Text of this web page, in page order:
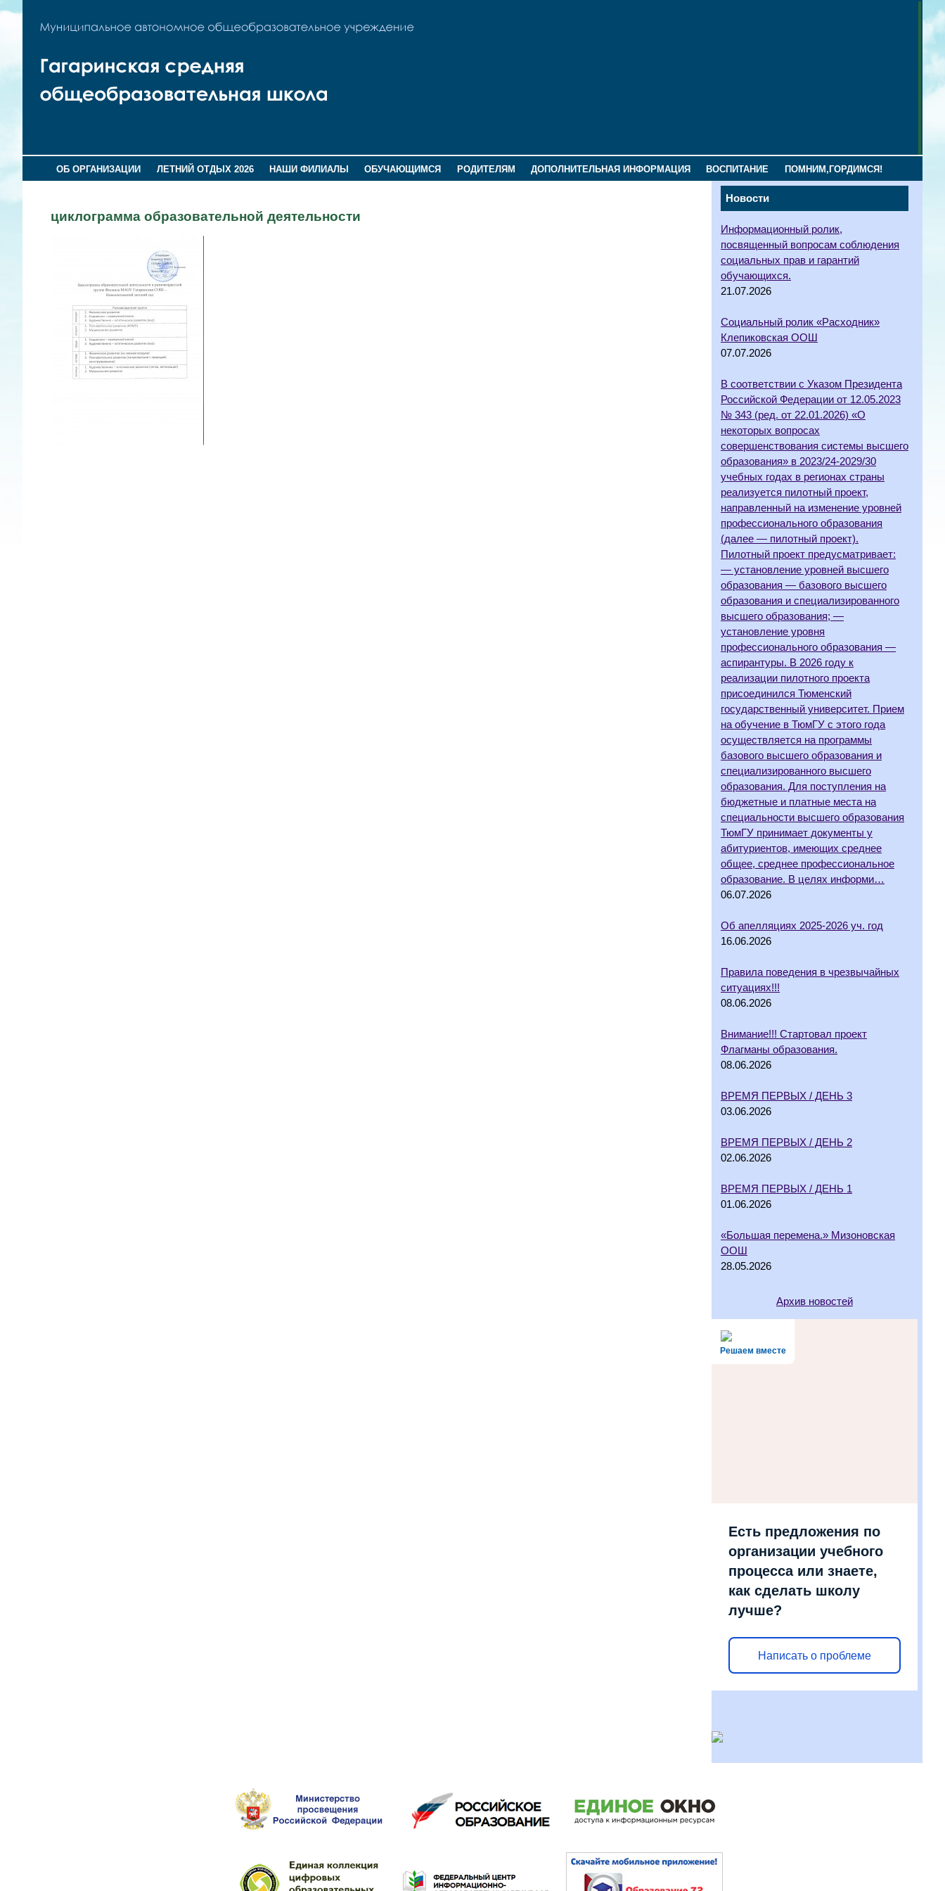
ОБ ОРГАНИЗАЦИИ ЛЕТНИЙ ОТДЫХ 2026 НАШИ ФИЛИАЛЫ ОБУЧАЮЩИМСЯ РОДИТЕЛЯМ ДОПОЛНИТЕЛЬНАЯ ИНФОРМАЦИЯ ВОСПИТАНИЕ ПОМНИМ,ГОРДИМСЯ!
Новости
Информационный ролик,
посвященный вопросам соблюдения
социальных прав и гарантий
обучающихся.
21.07.2026
Социальный ролик «Расходник»
Клепиковская ООШ
07.07.2026
В соответствии с Указом Президента
Российской Федерации от 12.05.2023
№ 343 (ред. от 22.01.2026) «О
некоторых вопросах
совершенствования системы высшего
образования» в 2023/24-2029/30
учебных годах в регионах страны
реализуется пилотный проект,
направленный на изменение уровней
профессионального образования
(далее — пилотный проект).
Пилотный проект предусматривает:
— установление уровней высшего
образования — базового высшего
образования и специализированного
высшего образования; —
установление уровня
профессионального образования —
аспирантуры. В 2026 году к
реализации пилотного проекта
присоединился Тюменский
государственный университет. Прием
на обучение в ТюмГУ с этого года
осуществляется на программы
базового высшего образования и
специализированного высшего
образования. Для поступления на
бюджетные и платные места на
специальности высшего образования
ТюмГУ принимает документы у
абитуриентов, имеющих среднее
общее, среднее профессиональное
образование. В целях информи…
06.07.2026
Об апелляциях 2025-2026 уч. год
16.06.2026
Правила поведения в чрезвычайных
ситуациях!!!
08.06.2026
Внимание!!! Стартовал проект
Флагманы образования.
08.06.2026
ВРЕМЯ ПЕРВЫХ / ДЕНЬ 3
03.06.2026
ВРЕМЯ ПЕРВЫХ / ДЕНЬ 2
02.06.2026
ВРЕМЯ ПЕРВЫХ / ДЕНЬ 1
01.06.2026
«Большая перемена.» Мизоновская
ООШ
28.05.2026
Архив новостей
Решаем вместе
Есть предложения по
организации учебного
процесса или знаете,
как сделать школу
лучше?
Написать о проблеме
циклограмма образовательной деятельности